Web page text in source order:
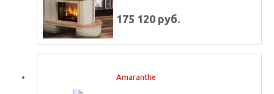
175 120 руб.
Amaranthe